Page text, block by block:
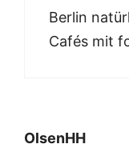
Berlin
Cafés mit
OlsenHH